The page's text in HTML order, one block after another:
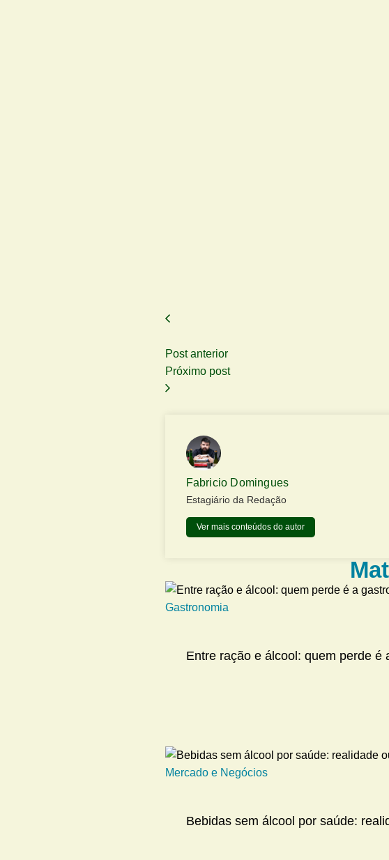
Post anterior
Próximo post
Fabricio Domingues
Estagiário da Redação
Ver mais conteúdos do autor
Gastronomia
Entre ração e álcool: quem perde é
Mercado e Negócios
Bebidas sem álcool por saúde: